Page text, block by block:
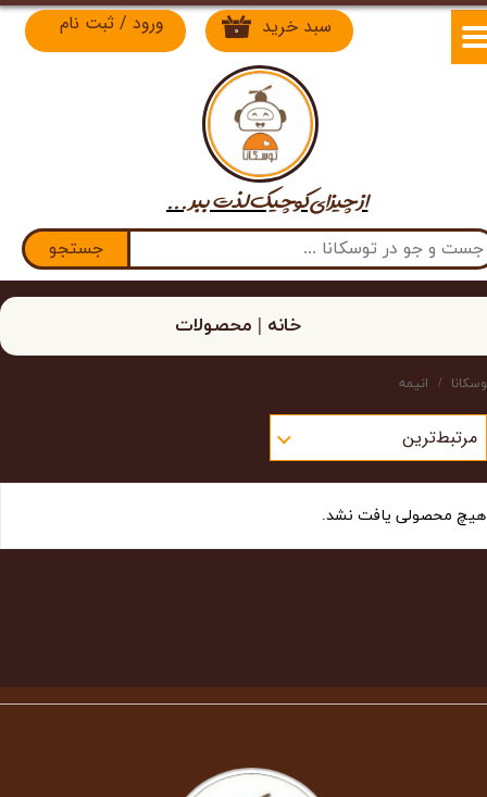
جستجو
۰ سبد خرید ورود / ثبت نام
حساب کاربری من
خروج از حساب کاربریاز چیزای کوچیک لذت​​​​​​​ ببر ...
خانه | محصولات
انیمه
مرتبط‌ترین
هیچ محصولی یافت نشد.